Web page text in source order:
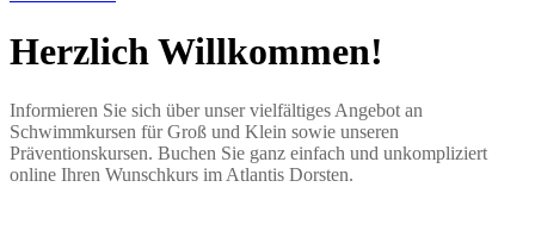
Herzlich Willkommen!
Informieren Sie sich über unser vielfältiges Angebot an
Schwimmkursen für Groß und Klein sowie unseren
Präventionskursen. Buchen Sie ganz einfach und unkompliziert
online Ihren Wunschkurs im Atlantis Dorsten.